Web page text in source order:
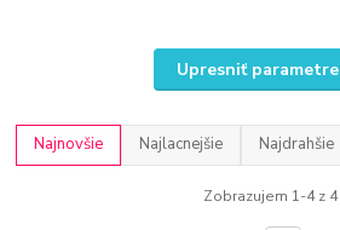
Upresniť parametre
Najnovšie Najlacnejšie Najdrahšie
Zobrazujem 1-4 z 4